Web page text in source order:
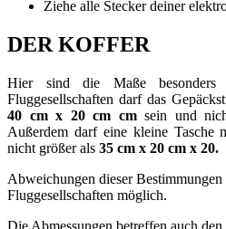
Ziehe alle Stecker deiner
DER KOFFER
Hier sind die Maße
Fluggesellschaften darf das
40 cm x 20 cm cmsein und
Außerdem darf eine kleine Tasche
nicht größer als 35 cm x 20 cm x 20.
Abweichungen dieser
Fluggesellschaften möglich.
Die Abmessungen betreffen auch